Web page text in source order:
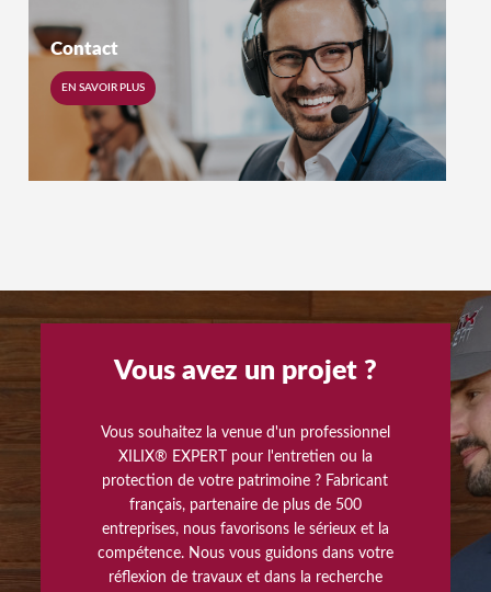
Contact
EN SAVOIR PLUS
Vous avez un projet ?
Vous souhaitez la venue d'un professionnel
XILIX® EXPERT pour l'entretien ou la
protection de votre patrimoine ? Fabricant
français, partenaire de plus de 500
entreprises, nous favorisons le sérieux et la
compétence. Nous vous guidons dans votre
réflexion de travaux et dans la recherche